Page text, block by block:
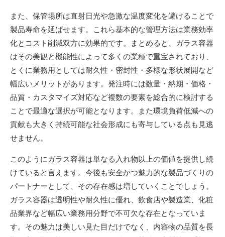
また、保管場所は直射日光や急激な温度変化を避けることで
製品寿命を延ばせます。これら基本的な管理方法は業務効率
化とコスト削減双方に効果的です。まとめると、ガラス容器
はその美観と機能性によって多くの業種で重宝されており、
とくに業務用としては耐久性・密封性・多様な形状展開など
幅広いメリットがあります。発注時には数量・納期・価格・
品質・カスタマイズ対応など複数の要素を総合的に検討する
ことで最適な選択が可能となります。また環境負荷低減への
貢献も大きく持続可能な社会形成にも寄与している点も見逃
せません。
このようにガラス容器は単なる入れ物以上の価値を提供し続
けていると言えます。今後も安全かつ魅力的な製品づくりの
パートナーとして、その存在感は増していくことでしょう。
ガラス容器は透明性や耐久性に優れ、飲食店や製造業、化粧
品業界など幅広い業務用分野で不可欠な存在となっていま
す。その魅力は美しい見た目だけでなく、内容物の品質を長